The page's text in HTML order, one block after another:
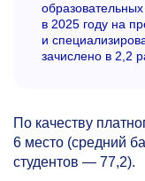
в 2025 году на
и
зачислено в 2,2
По качеству
6 место (средний
студентов — 77,2).